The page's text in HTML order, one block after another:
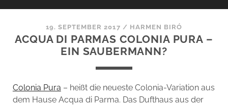
MANUFAKTUREN
DUFTNOTEN
KOMMENTARE
LINK-SAMMLUNG
ARTIKEL-ARCHIV
19. SEPTEMBER 2017 / HARMEN BIRÓ
ACQUA DI PARMAS COLONIA PURA –
EIN SAUBERMANN?
Colonia Pura – heißt die neueste Colonia-Variation aus
dem Hause Acqua di Parma. Das Dufthaus aus der